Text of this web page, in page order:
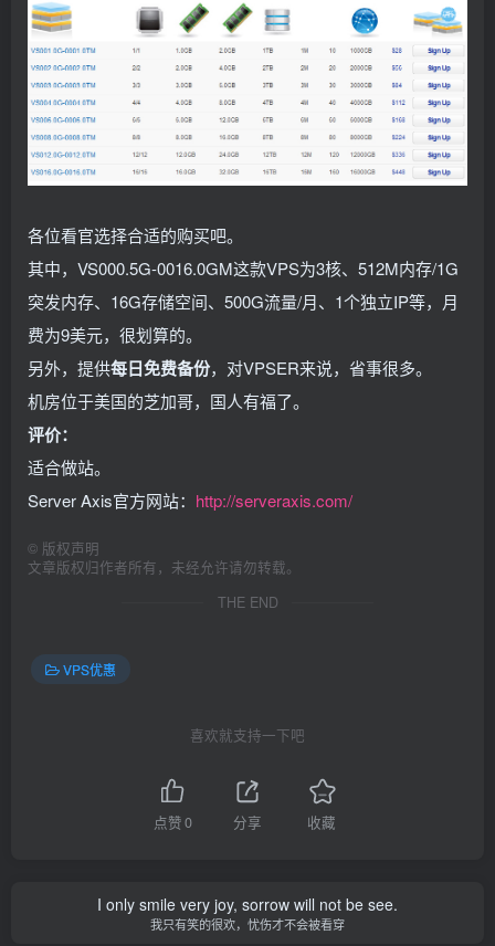
各位看官选择合适的购买吧。
其中，VS000.5G-0016.0GM这款VPS为3核、512M内存/1G
突发内存、16G存储空间、500G流量/月、1个独立IP等，月
费为9美元，很划算的。
另外，提供每日免费备份，对VPSER来说，省事很多。
机房位于美国的芝加哥，国人有福了。
评价：
适合做站。
Server Axis官方网站： http://serveraxis.com/
© 版权声明
文章版权归作者所有，未经允许请勿转载。
THE END
VPS优惠
喜欢就支持一下吧
点赞0 分享 收藏
I only smile very joy, sorrow will not be see.
我只有笑的很欢，忧伤才不会被看穿